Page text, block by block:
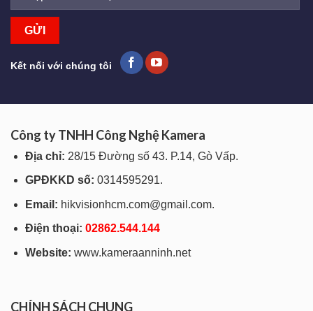
Kết nối với chúng tôi
Công ty TNHH Công Nghệ Kamera
Địa chỉ: 28/15 Đường số 43. P.14, Gò Vấp.
GPĐKKD số: 0314595291.
Email: hikvisionhcm.com@gmail.com.
Điện thoại: 02862.544.144
Website: www.kameraanninh.net
CHÍNH SÁCH CHUNG